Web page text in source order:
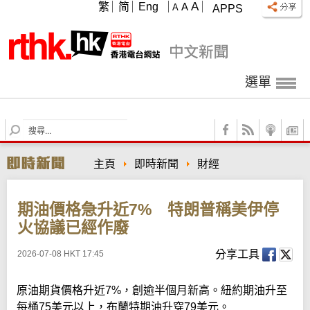
APPS
A A A
繁 简 Eng
選單
S
e
r
c
主頁 即時新聞 財經
期油價格急升近7% 特朗普稱美伊停
火協議已經作廢
2026-07-08 HKT 17:45 分享工具
原油期貨價格升近7%，創逾半個月新高。紐約期油升至
每桶75美元以上，布蘭特期油升穿79美元。